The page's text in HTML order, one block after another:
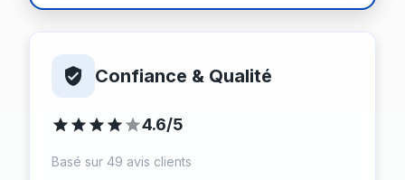
Confiance & Qualité
4.6/5
Basé sur 49 avis clients